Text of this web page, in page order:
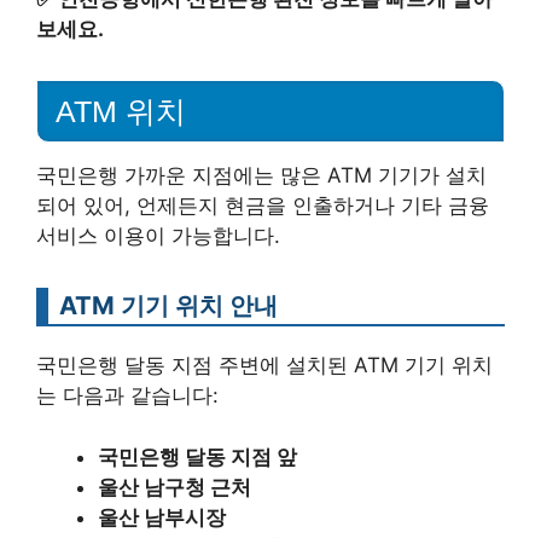
보세요.
ATM 위치
국민은행 가까운 지점에는 많은 ATM 기기가 설치
되어 있어, 언제든지 현금을 인출하거나 기타 금융
서비스 이용이 가능합니다.
ATM 기기 위치 안내
국민은행 달동 지점 주변에 설치된 ATM 기기 위치
는 다음과 같습니다:
국민은행 달동 지점 앞
울산 남구청 근처
울산 남부시장